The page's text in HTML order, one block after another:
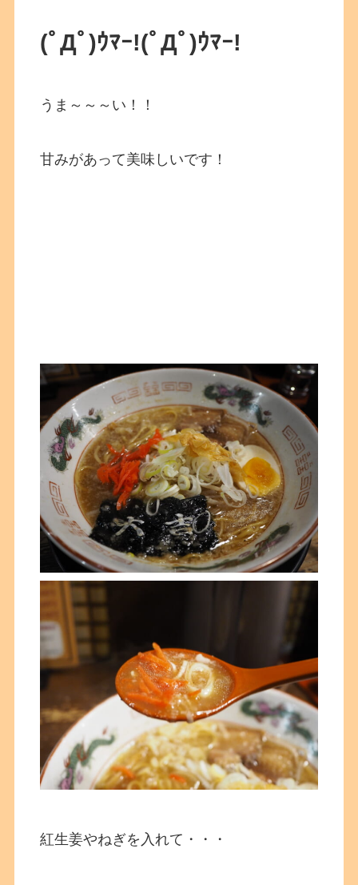
(ﾟДﾟ)ｳﾏｰ!(ﾟДﾟ)ｳﾏｰ!
うま～～～い！！
甘みがあって美味しいです！
紅生姜やねぎを入れて・・・